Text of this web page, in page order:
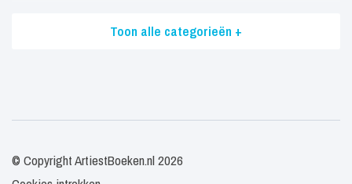
Toon alle categorieën +
© Copyright ArtiestBoeken.nl 2026